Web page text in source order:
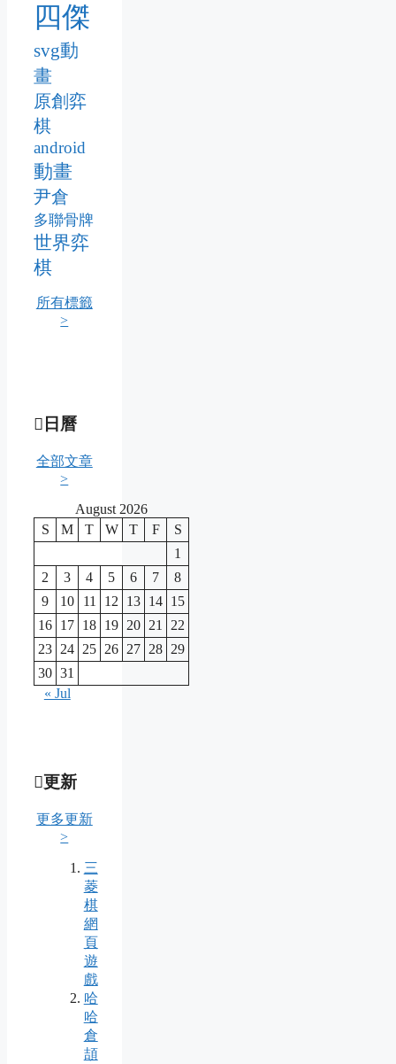
四傑
svg動
畫
原創弈
棋
android
動畫
尹倉
多聯骨牌
世界弈
棋
所有標籤
>
日曆
全部文章
>
August 2026
S
M T W T F
S
1
2
3 4 5 6 7
8
9
10 11 12 13 14 15
16 17 18 19 20 21
22
23 24 25 26 27 28 29
30 31
« Jul
更新
更多更新
>
三
菱
棋
網
頁
遊
戲
哈
哈
倉
頡